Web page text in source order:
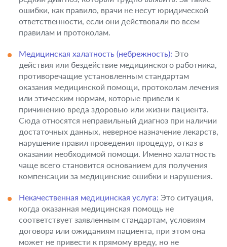
ошибки, как правило, врачи не несут юридической
ответственности, если они действовали по всем
правилам и протоколам.
Медицинская халатность (небрежность): Это
действия или бездействие медицинского работника,
противоречащие установленным стандартам
оказания медицинской помощи, протоколам лечения
или этическим нормам, которые привели к
причинению вреда здоровью или жизни пациента.
Сюда относятся неправильный диагноз при наличии
достаточных данных, неверное назначение лекарств,
нарушение правил проведения процедур, отказ в
оказании необходимой помощи. Именно халатность
чаще всего становится основанием для получения
компенсации за медицинские ошибки и нарушения.
Некачественная медицинская услуга: Это ситуация,
когда оказанная медицинская помощь не
соответствует заявленным стандартам, условиям
договора или ожиданиям пациента, при этом она
может не привести к прямому вреду, но не